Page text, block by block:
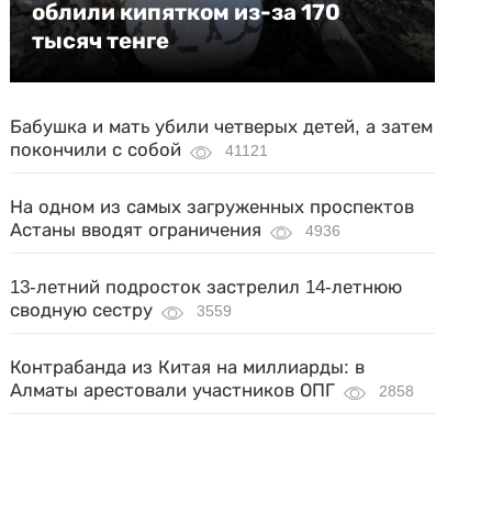
облили кипятком из-за 170
тысяч тенге
Бабушка и мать убили четверых детей, а затем
покончили с собой
41121
На одном из самых загруженных проспектов
Астаны вводят ограничения
4936
13-летний подросток застрелил 14-летнюю
сводную сестру
3559
Контрабанда из Китая на миллиарды: в
Алматы арестовали участников ОПГ
2858